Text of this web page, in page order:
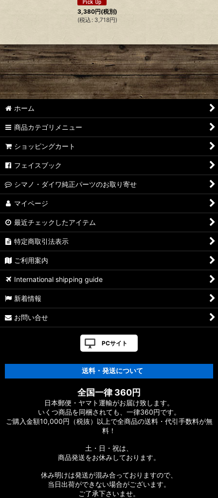
3,380円(税別)
(税込 : 3,718円)
ホーム
商品カテゴリメニュー
ショッピングカート
フェイスブック
シマノ・ダイワ純正パーツのお取り寄せ
マイページ
最近チェックしたアイテム
特定商取引法表示
ご利用案内
International shipping guide
新着情報
お問い合せ
PCサイト
送料・発送について
全国一律 360円
日本郵便・ヤマト運輸がお届け致します。
いくつ商品を同梱されても、一律360円です。
ご購入金額10,000円（税抜）以上で全商品の送料・代引手数料が無
料！
土・日・祝は、
商品発送をお休みしております。
休み明けは発送が混み合っておりますので、
当日出荷ができない場合がございます。
ご了承下さいませ。